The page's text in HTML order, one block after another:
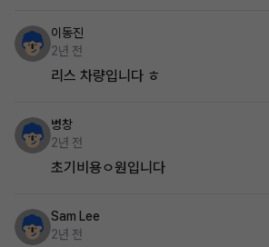
이동진
2년 전
리스 차량입니다 ㅎ
병창
2년 전
초기비용ㅇ원입니다
Sam Lee
2년 전